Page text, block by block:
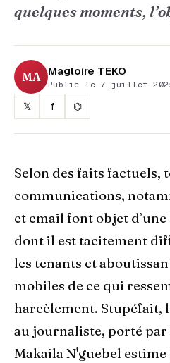
quelques moments,
MA Magloire TEKO
Publié le 7 juillet
𝕏 f ⌬
Selon des faits factuels,
communications,
et email font objet
dont il est tacitement
les tenants et
mobiles de ce qui
harcèlement. Stupéfait,
au journaliste, porté par
Makaila N'guebel